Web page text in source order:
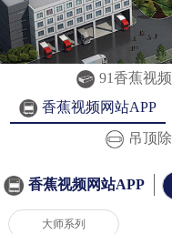
91香蕉视
香蕉视频网站APP
吊顶
香蕉视频网站APP
大师系列